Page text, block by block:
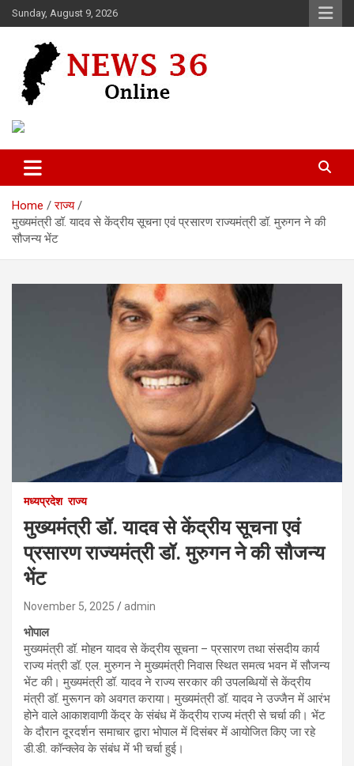
Skip
to
Sunday, August 9, 2026
News 36
Home
राज्य
मुख्यमंत्री डॉ. यादव से केंद्रीय सूचना एवं प्रसारण राज्यमंत्री डॉ. मुरुगन ने की
सौजन्य भेंट
मध्यप्रदेश राज्य
मुख्यमंत्री डॉ. यादव से केंद्रीय सूचना एवं
प्रसारण राज्यमंत्री डॉ. मुरुगन ने की सौजन्य
भेंट
November 5, 2025 admin
भोपाल
मुख्यमंत्री डॉ. मोहन यादव से केंद्रीय सूचना – प्रसारण तथा संसदीय कार्य
राज्य मंत्री डॉ. एल. मुरुगन ने मुख्यमंत्री निवास स्थित समत्व भवन में सौजन्य
भेंट की। मुख्यमंत्री डॉ. यादव ने राज्य सरकार की उपलब्धियों से केंद्रीय
मंत्री डॉ. मुरूगन को अवगत कराया। मुख्यमंत्री डॉ. यादव ने उज्जैन में आरंभ
होने वाले आकाशवाणी केंद्र के संबंध में केंद्रीय राज्य मंत्री से चर्चा की। भेंट
के दौरान दूरदर्शन समाचार द्वारा भोपाल में दिसंबर में आयोजित किए जा रहे
डी.डी. कॉन्क्लेव के संबंध में भी चर्चा हुई।